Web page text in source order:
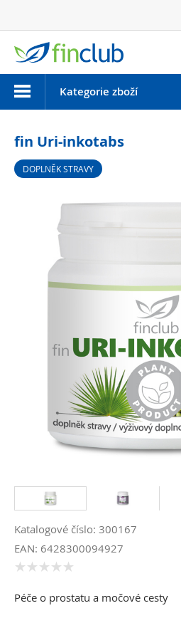
MenuKategorie zboží
fin Uri-inkotabs
DOPLNĚK STRAVY
Katalogové číslo: 300167
EAN: 6428300094927
Péče o prostatu a močové cesty